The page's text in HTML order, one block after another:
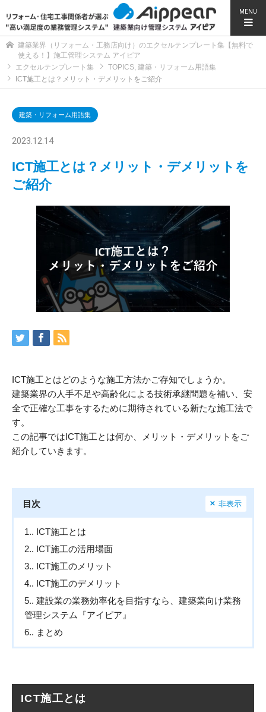
MENU
建築業界（リフォーム・工務店向け）のエクセルテンプレート集【無料で
使える！】施工管理システム アイピア
エクセルテンプレート集
TOPICS, 建築・リフォーム用語集
ICT施工とは？メリット・デメリットをご紹介
建築・リフォーム用語集
2023.12.14
ICT施工とは？メリット・デメリットを
ご紹介
ICT施工とはどのような施工方法かご存知でしょうか。
建築業界の人手不足や高齢化による技術承継問題を補い、安
全で正確な工事をするために期待されている新たな施工法で
す。
この記事ではICT施工とは何か、メリット・デメリットをご
紹介していきます。
目次 非表示
1. ICT施工とは
2. ICT施工の活用場面
3. ICT施工のメリット
4. ICT施工のデメリット
5. 建設業の業務効率化を目指すなら、建築業向け業務
管理システム『アイピア』
6.
まとめ
ICT施工とは